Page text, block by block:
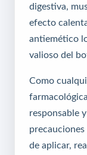
digestiva,
efecto
antiemético
valioso del
Como
responsable
de aplicar,